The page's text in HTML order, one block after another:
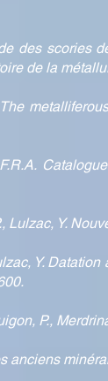
des scories
de la
Lulzac, Y.
Y.
P.,
anciens